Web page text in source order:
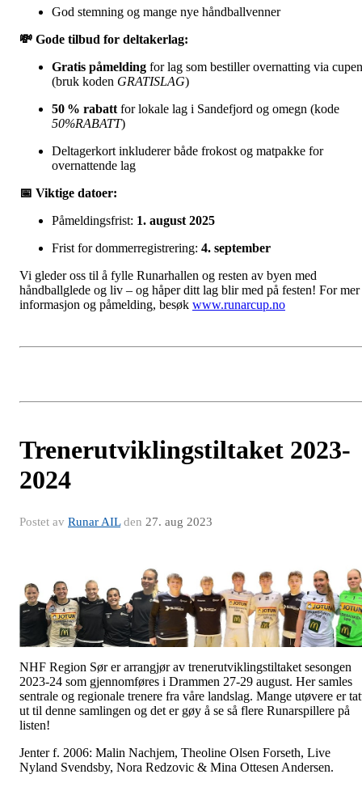
God stemning og mange nye håndballvenner
💸 Gode tilbud for deltakerlag:
Gratis påmelding for lag som bestiller overnatting via cupen
(bruk koden GRATISLAG)
50 % rabatt for lokale lag i Sandefjord og omegn (kode
50%RABATT)
Deltagerkort inkluderer både frokost og matpakke for
overnattende lag
📅 Viktige datoer:
Påmeldingsfrist: 1. august 2025
Frist for dommerregistrering: 4. september
Vi gleder oss til å fylle Runarhallen og resten av byen med
håndballglede og liv – og håper ditt lag blir med på festen! For mer
informasjon og påmelding, besøk www.runarcup.no
Trenerutviklingstiltaket 2023-
2024
Postet av Runar AILden 27. aug 2023
NHF Region Sør er arrangjør av trenerutviklingstiltaket sesongen
2023-24 som gjennomføres i Drammen 27-29 august. Her samles
sentrale og regionale trenere fra våre landslag. Mange utøvere er
ut til denne samlingen og det er gøy å se så flere Runarspillere på
listen!
Jenter f. 2006: Malin Nachjem, Theoline Olsen Forseth, Live
Nyland Svendsby, Nora Redzovic & Mina Ottesen Andersen.